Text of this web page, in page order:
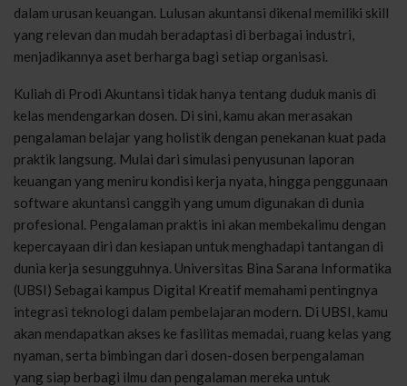
dalam urusan keuangan. Lulusan akuntansi dikenal memiliki skill
yang relevan dan mudah beradaptasi di berbagai industri,
menjadikannya aset berharga bagi setiap organisasi.
Kuliah di Prodi Akuntansi tidak hanya tentang duduk manis di
kelas mendengarkan dosen. Di sini, kamu akan merasakan
pengalaman belajar yang holistik dengan penekanan kuat pada
praktik langsung. Mulai dari simulasi penyusunan laporan
keuangan yang meniru kondisi kerja nyata, hingga penggunaan
software akuntansi canggih yang umum digunakan di dunia
profesional. Pengalaman praktis ini akan membekalimu dengan
kepercayaan diri dan kesiapan untuk menghadapi tantangan di
dunia kerja sesungguhnya. Universitas Bina Sarana Informatika
(UBSI) Sebagai kampus Digital Kreatif memahami pentingnya
integrasi teknologi dalam pembelajaran modern. Di UBSI, kamu
akan mendapatkan akses ke fasilitas memadai, ruang kelas yang
nyaman, serta bimbingan dari dosen-dosen berpengalaman
yang siap berbagi ilmu dan pengalaman mereka untuk